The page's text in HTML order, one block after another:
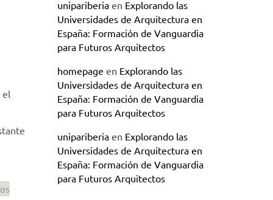
el
unipariberiaen Explorando las
Universidades de Arquitectura en
España: Formación de Vanguardia
para Futuros Arquitectos
homepage en Explorando las
Universidades de Arquitectura en
España: Formación de Vanguardia
para Futuros Arquitectos
unipariberiaen Explorando las
Universidades de Arquitectura en
España: Formación de Vanguardia
para Futuros Arquitectos